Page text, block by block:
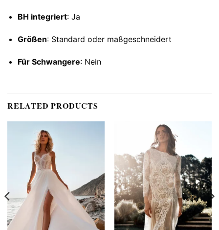
BH integriert: Ja
Größen: Standard oder maßgeschneidert
Für Schwangere: Nein
RELATED PRODUCTS